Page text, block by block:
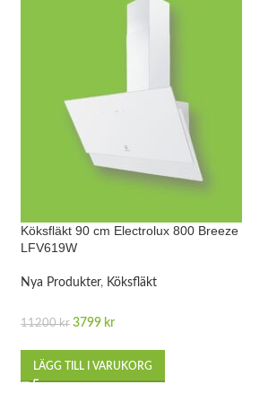
Köksfläkt 90 cm Electrolux 800 Breeze
LFV619W
Nya Produkter, Köksfläkt
11200kr 3799 kr
LÄGG TILL I VARUKORG